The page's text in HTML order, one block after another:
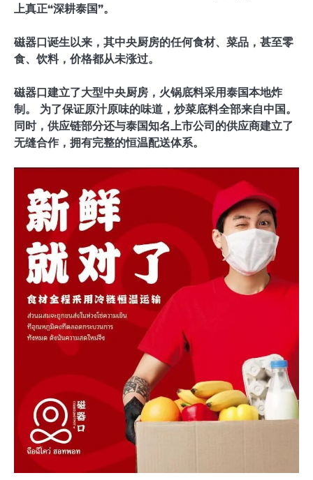
上真正“深耕泰国”。
磁器口诞生以来，其中央厨房的任何食材、菜品，甚至零
食、饮料，价格都从未涨过。
磁器口建立了大型中央厨房，火锅底料采用泰国本地炸
制。 为了保证原汁原味的味道，炒菜底料全部来自中国。
同时，供应链部分还与泰国知名上市公司的供应商建立了
无缝合作，拥有完整的恒温配送体系。